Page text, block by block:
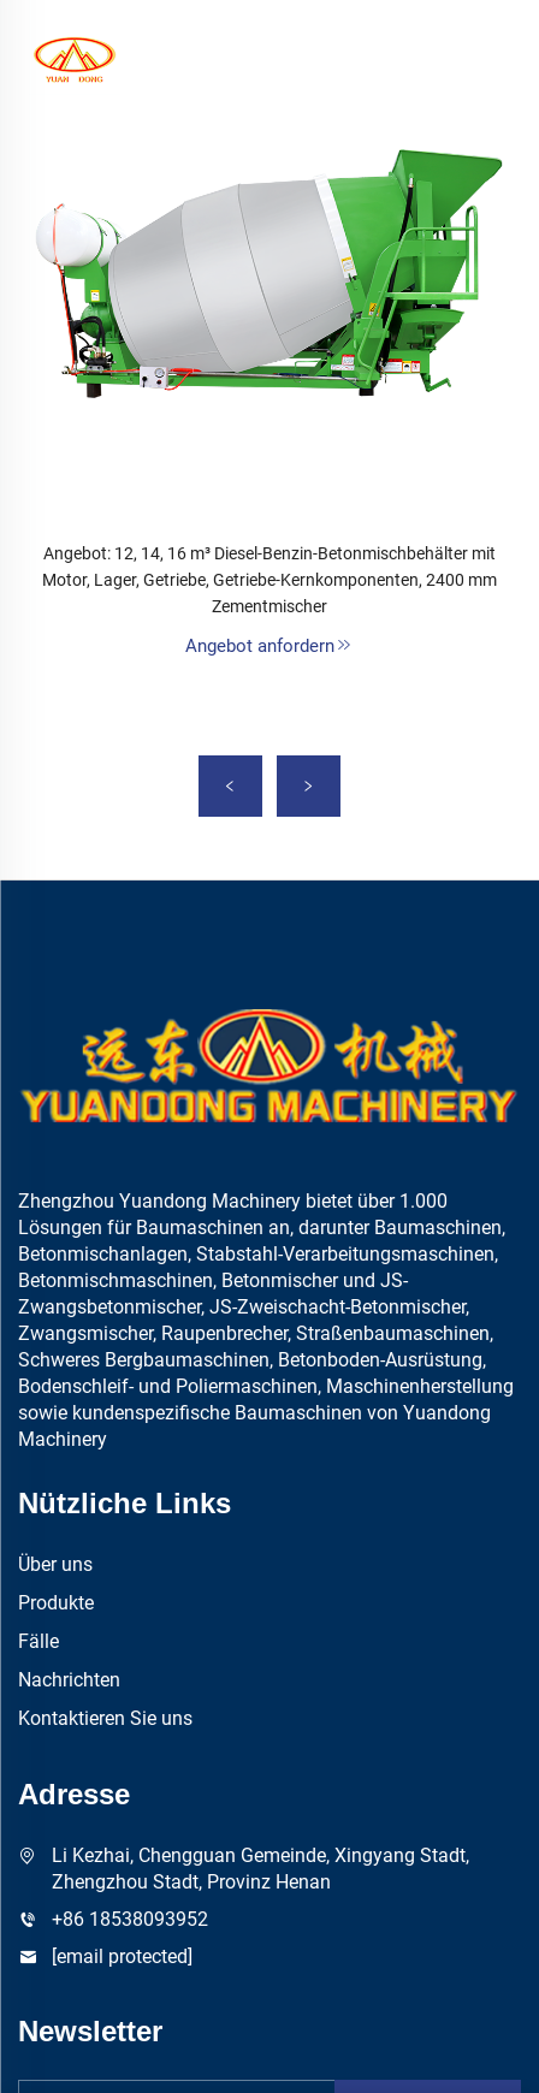
Angebot: 12, 14, 16 m³ Diesel-Benzin-Betonmischbehälter mit
Motor, Lager, Getriebe, Getriebe-Kernkomponenten, 2400 mm
Zementmischer
Angebot anfordern
Zhengzhou Yuandong Machinery bietet über 1.000
Lösungen für Baumaschinen an, darunter Baumaschinen,
Betonmischanlagen, Stabstahl-Verarbeitungsmaschinen,
Betonmischmaschinen, Betonmischer und JS-
Zwangsbetonmischer, JS-Zweischacht-Betonmischer,
Zwangsmischer, Raupenbrecher, Straßenbaumaschinen,
Schweres Bergbaumaschinen, Betonboden-Ausrüstung,
Bodenschleif- und Poliermaschinen, Maschinenherstellung
sowie kundenspezifische Baumaschinen von Yuandong
Machinery
Nützliche Links
Über uns
Produkte
Fälle
Nachrichten
Kontaktieren Sie uns
Adresse
Li Kezhai, Chengguan Gemeinde, Xingyang Stadt,
Zhengzhou Stadt, Provinz Henan
+86 18538093952
[email protected]
Newsletter